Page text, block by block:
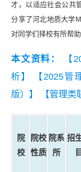
才，以适应社会公共
分享了河北地质大学
对同学们择校有所帮助
本文资料：
【
析】
【2025
版）】
【管理
院
校
院校
性质
院系
所
招
目